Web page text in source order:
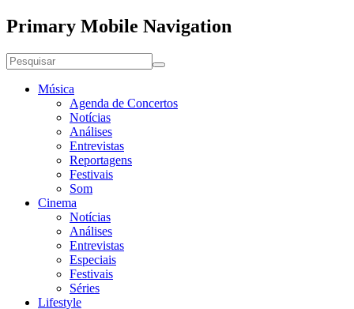
Primary Mobile Navigation
Música
Agenda de Concertos
Notícias
Análises
Entrevistas
Reportagens
Festivais
Som
Cinema
Notícias
Análises
Entrevistas
Especiais
Festivais
Séries
Lifestyle